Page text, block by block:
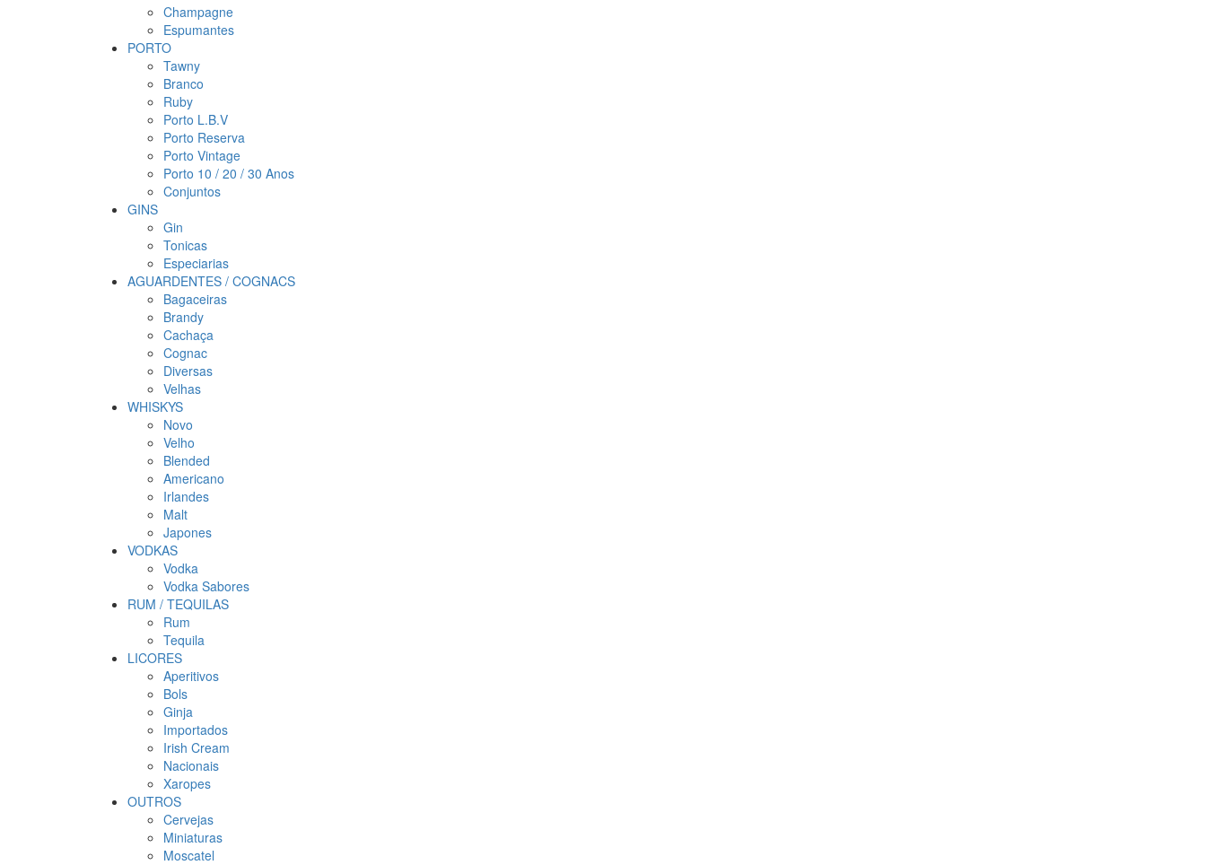
Champagne
Espumantes
PORTO
Tawny
Branco
Ruby
Porto L.B.V
Porto Reserva
Porto Vintage
Porto 10 / 20 / 30 Anos
Conjuntos
GINS
Gin
Tonicas
Especiarias
AGUARDENTES / COGNACS
Bagaceiras
Brandy
Cachaça
Cognac
Diversas
Velhas
WHISKYS
Novo
Velho
Blended
Americano
Irlandes
Malt
Japones
VODKAS
Vodka
Vodka Sabores
RUM / TEQUILAS
Rum
Tequila
LICORES
Aperitivos
Bols
Ginja
Importados
Irish Cream
Nacionais
Xaropes
OUTROS
Cervejas
Miniaturas
Moscatel